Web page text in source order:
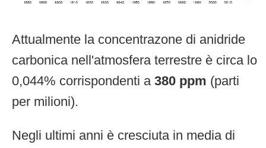
Attualmente la concentrazone di anidride
carbonica nell'atmosfera terrestre è circa lo
0,044% corrispondenti a 380 ppm (parti
per milioni).
Negli ultimi anni è cresciuta in media di